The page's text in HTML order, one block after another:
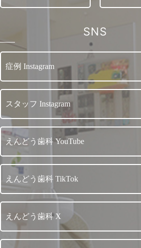
SNS
症例 Instagram
スタッフ Instagram
えんどう歯科 YouTube
えんどう歯科 TikTok
えんどう歯科 X